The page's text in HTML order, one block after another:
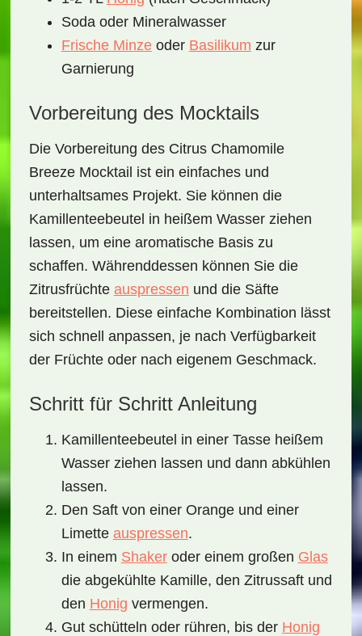
Soda oder Mineralwasser
Frische Minzeoder Basilikum zur
Garnierung
Vorbereitung des Mocktails
Die Vorbereitung des Citrus Chamomile
Breeze Mocktail ist ein einfaches und
unterhaltsames Projekt. Sie können die
Kamillenteebeutel in heißem Wasser ziehen
lassen, um eine aromatische Basis zu
schaffen. Währenddessen können Sie die
Zitrusfrüchte auspressen und die Säfte
bereitstellen. Diese einfache Kombination lässt
sich schnell anpassen, je nach Verfügbarkeit
der Früchte oder nach eigenem Geschmack.
Schritt für Schritt Anleitung
Kamillenteebeutel in einer Tasse heißem
Wasser ziehen lassen und dann abkühlen
lassen.
Den Saft von einer Orange und einer
Limette auspressen.
In einem Shakeroder einem großen Glas
die abgekühlte Kamille, den Zitrussaft und
den Honig vermengen.
Gut schütteln oder rühren, bis der Honig